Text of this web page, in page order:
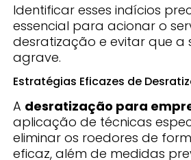
Identificar esses indícios
essencial para acionar o
desratização e evitar que a
agrave.
Estratégias Eficazes de
A desratização para
aplicação de técnicas
eliminar os roedores de
eficaz, além de medidas